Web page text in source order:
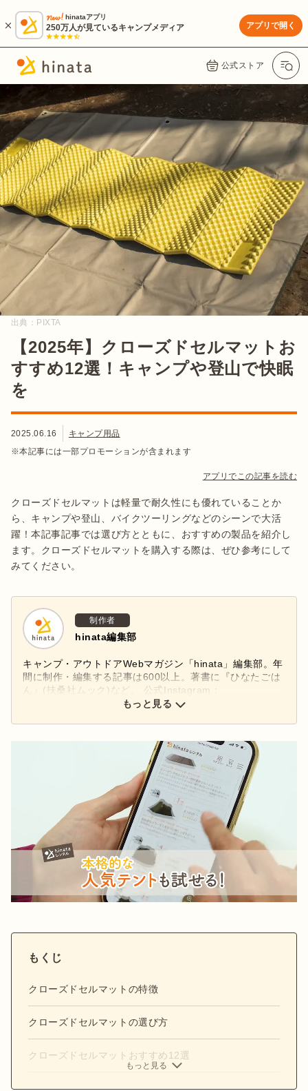
hinataアプリ
250万人が見ているキャンプメディア アプリで開く
公式ストア
出典： PIXTA
【2025年】クローズドセルマットお
すすめ12選！キャンプや登山で快眠
を
2025.06.16
キャンプ用品
※本記事には一部プロモーションが含まれます
アプリでこの記事を読む
クローズドセルマットは軽量で耐久性にも優れていることか
ら、キャンプや登山、バイクツーリングなどのシーンで大活
躍！本記事記事では選び方とともに、おすすめの製品を紹介し
ます。クローズドセルマットを購入する際は、ぜひ参考にして
みてください。
制作者
hinata編集部
キャンプ・アウトドアWebマガジン「hinata」編集部。年
間に制作・編集する記事は600以上。著書に『ひなたごは
ん』(扶桑社ムック)など。 公式Instagram：
もっと見る
もくじ
クローズドセルマットの特徴
クローズドセルマットの選び方
クローズドセルマットおすすめ12選
もっと見る